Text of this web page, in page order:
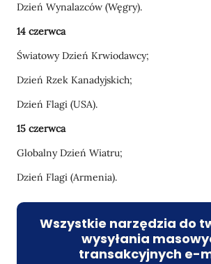
Dzień Wynalazców (Węgry).
14 czerwca
Światowy Dzień Krwiodawcy;
Dzień Rzek Kanadyjskich;
Dzień Flagi (USA).
15 czerwca
Globalny Dzień Wiatru;
Dzień Flagi (Armenia).
Wszystkie narzędzia do
wysyłania
transakcyjnych e-